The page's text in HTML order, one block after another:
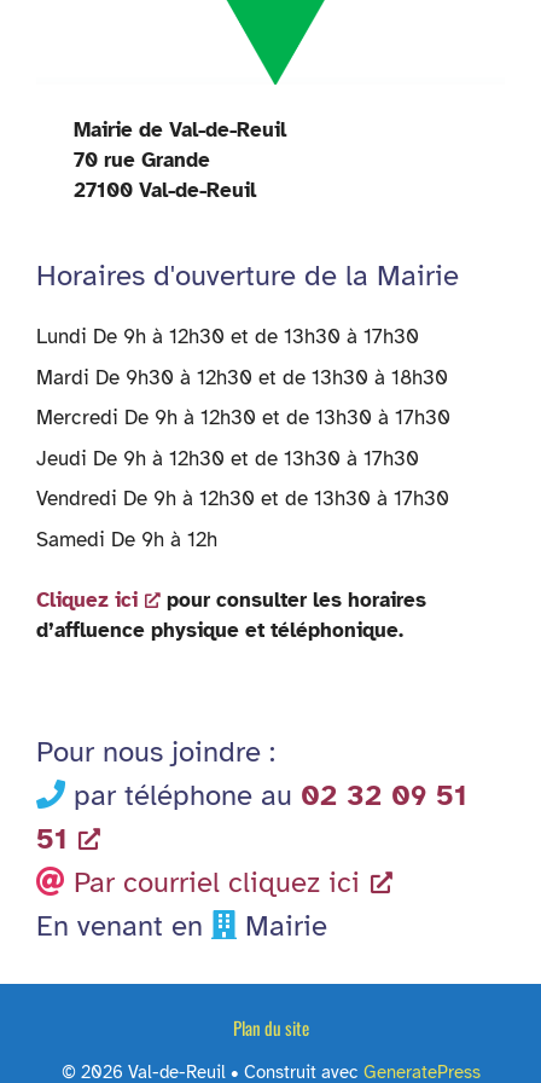
Mairie de Val-de-Reuil
70 rue Grande
27100 Val-de-Reuil
Horaires d'ouverture de la Mairie
Lundi De 9h à 12h30 et de 13h30 à 17h30
Mardi De 9h30 à 12h30 et de 13h30 à 18h30
Mercredi De 9h à 12h30 et de 13h30 à 17h30
Jeudi De 9h à 12h30 et de 13h30 à 17h30
Vendredi De 9h à 12h30 et de 13h30 à 17h30
Samedi De 9h à 12h
Cliquez ici
pour consulter les horaires
d’affluence physique et téléphonique.
Pour nous joindre :
par téléphone au 02 32 09 51
51
Par courriel cliquez ici
En venant en
Mairie
Plan du site
© 2026 Val-de-Reuil• Construit avec GeneratePress